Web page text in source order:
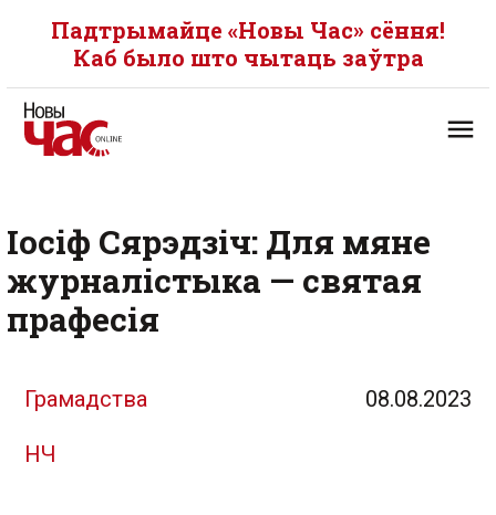
Падтрымайце «Новы Час» сёння!
Каб было што чытаць заўтра
Іосіф Сярэдзіч: Для мяне
журналістыка — святая
прафесія
Грамадства 08.08.2023
НЧ